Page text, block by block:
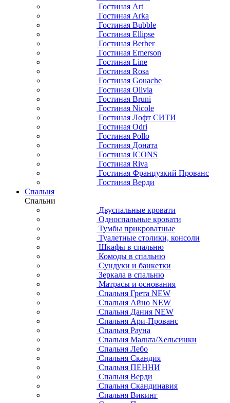
Гостиная Art
Гостиная Arka
Гостиная Bubble
Гостиная Ellipse
Гостиная Berber
Гостиная Emerson
Гостиная Line
Гостиная Rosa
Гостиная Gouache
Гостиная Olivia
Гостиная Bruni
Гостиная Nicole
Гостиная Лофт СИТИ
Гостиная Odri
Гостиная Pollo
Гостиная Доната
Гостиная ICONS
Гостиная Riva
Гостиная Французкий Прованс
Гостиная Верди
Спальня
Спальни
Двуспальные кровати
Односпальные кровати
Тумбы прикроватные
Туалетные столики, консоли
Шкафы в спальню
Комоды в спальню
Сундуки и банкетки
Зеркала в спальню
Матрасы и основания
Спальня Грета NEW
Спальня Айно NEW
Спальня Дания NEW
Спальня Ари-Прованс
Спальня Рауна
Спальня Мальта/Хельсинки
Спальня Лебо
Спальня Скандия
Спальня ПЕННИ
Спальня Верди
Спальня Скандинавия
Спальня Викинг